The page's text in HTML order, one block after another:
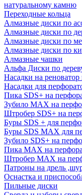
натуральному камню
Переходные кольца
Алмазные диски по
Алмазные диски по
Алмазные диски по
Алмазные диски по
Алмазные чашки
Альфа Диски по
Насадки на реноватор
Насадки для
Пика SDS+ на
Зубило MAX на
Штробер SDS+ на
Буры SDS + для
Буры SDS MAX для
Зубило SDS+ на
Пика MAX на
Штробер MAX на
Патроны на дрель
Оснастка и
Пильные диски